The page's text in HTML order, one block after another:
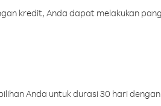
kredit, Anda dapat melakukan
Anda untuk durasi 30 hari